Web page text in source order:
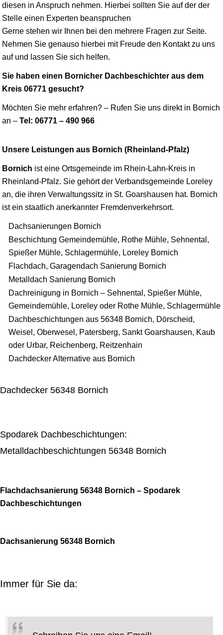
diesen in Anspruch nehmen. Hierbei sollten Sie auf der der
Stelle einen Experten beanspruchen
Gerne stehen wir Ihnen bei den mehrere Fragen zur Seite.
Nehmen Sie genauso hierbei mit Freude den Kontakt zu uns
auf und lassen Sie sich helfen.
Sie haben einen Bornicher Dachbeschichter aus dem
Kreis 06771 gesucht?
Möchten Sie mehr erfahren? – Rufen Sie uns direkt in Bornich
an – Tel: 06771 – 490 966
Unsere Leistungen aus Bornich (Rheinland-Pfalz)
Bornich ist eine Ortsgemeinde im Rhein-Lahn-Kreis in
Rheinland-Pfalz. Sie gehört der Verbandsgemeinde Loreley
an, die ihren Verwaltungssitz in St. Goarshausen hat. Bornich
ist ein staatlich anerkannter Fremdenverkehrsort.
Dachsanierungen Bornich
Beschichtung Gemeindemühle, Rothe Mühle, Sehnental,
Spießer Mühle, Schlagermühle, Loreley Bornich
Flachdach, Garagendach Sanierung Bornich
Metalldach Sanierung Bornich
Dachreinigung in Bornich – Sehnental, Spießer Mühle,
Gemeindemühle, Loreley oder Rothe Mühle, Schlagermühle
Dachbeschichtungen aus 56348 Bornich, Dörscheid,
Weisel, Oberwesel, Patersberg, Sankt Goarshausen, Kaub
oder Urbar, Reichenberg, Reitzenhain
Dachdecker Alternative aus Bornich
Dachdecker 56348 Bornich
Spodarek Dachbeschichtungen:
Metalldachbeschichtungen 56348 Bornich
Flachdachsanierung 56348 Bornich – Spodarek
Dachbeschichtungen
Dachsanierung 56348 Bornich
Immer für Sie da: